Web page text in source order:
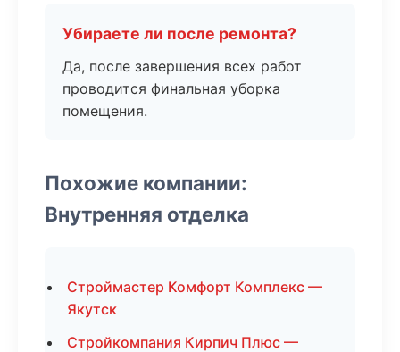
Убираете ли после ремонта?
Да, после завершения всех работ
проводится финальная уборка
помещения.
Похожие компании:
Внутренняя отделка
Строймастер Комфорт Комплекс —
Якутск
Стройкомпания Кирпич Плюс —